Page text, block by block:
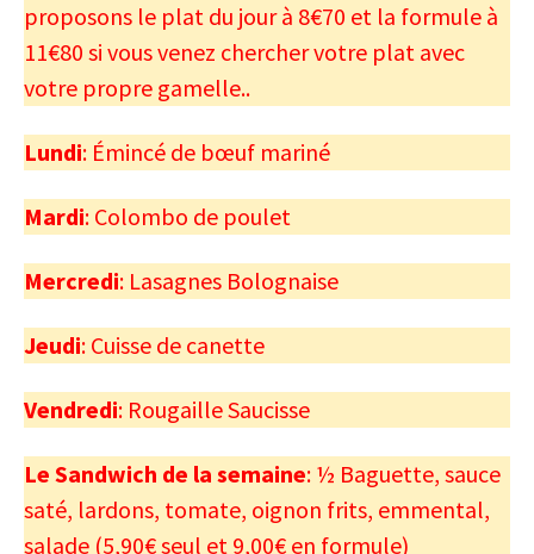
proposons le plat du jour à 8€70 et la formule à
11€80 si vous venez chercher votre plat avec
votre propre gamelle..
Lundi: Émincé de bœuf mariné
Mardi: Colombo de poulet
Mercredi: Lasagnes Bolognaise
Jeudi: Cuisse de canette
Vendredi: Rougaille Saucisse
Le Sandwich de la semaine: ½ Baguette, sauce
saté, lardons, tomate, oignon frits, emmental,
salade (5,90€ seul et 9,00€ en formule)